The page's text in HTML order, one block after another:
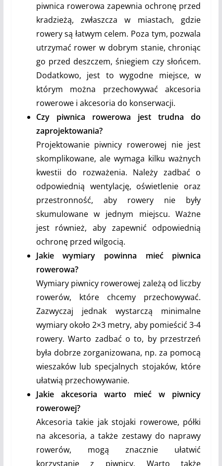
piwnica rowerowa zapewnia ochronę przed
kradzieżą, zwłaszcza w miastach, gdzie
rowery są łatwym celem. Poza tym, pozwala
utrzymać rower w dobrym stanie, chroniąc
go przed deszczem, śniegiem czy słońcem.
Dodatkowo, jest to wygodne miejsce, w
którym można przechowywać akcesoria
rowerowe i akcesoria do konserwacji.
Czy piwnica rowerowa jest trudna do
zaprojektowania?
Projektowanie piwnicy rowerowej nie jest
skomplikowane, ale wymaga kilku ważnych
kwestii do rozważenia. Należy zadbać o
odpowiednią wentylację, oświetlenie oraz
przestronność, aby rowery nie były
skumulowane w jednym miejscu. Ważne
jest również, aby zapewnić odpowiednią
ochronę przed wilgocią.
Jakie wymiary powinna mieć piwnica
rowerowa?
Wymiary piwnicy rowerowej zależą od liczby
rowerów, które chcemy przechowywać.
Zazwyczaj jednak wystarczą minimalne
wymiary około 2×3 metry, aby pomieścić 3-4
rowery. Warto zadbać o to, by przestrzeń
była dobrze zorganizowana, np. za pomocą
wieszaków lub specjalnych stojaków, które
ułatwią przechowywanie.
Jakie akcesoria warto mieć w piwnicy
rowerowej?
Akcesoria takie jak stojaki rowerowe, półki
na akcesoria, a także zestawy do naprawy
rowerów, mogą znacznie ułatwić
korzystanie z piwnicy. Warto także